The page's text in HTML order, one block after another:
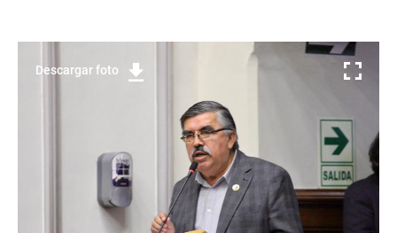
Descargar foto